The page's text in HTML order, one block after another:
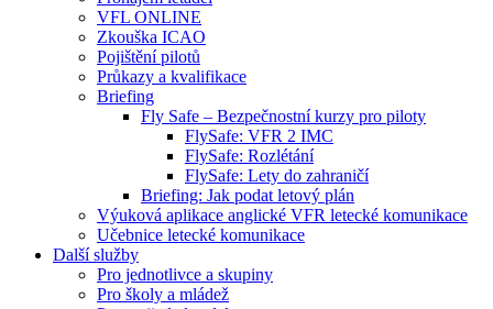
VFL ONLINE
Zkouška ICAO
Pojištění pilotů
Průkazy a kvalifikace
Briefing
Fly Safe – Bezpečnostní kurzy pro piloty
FlySafe: VFR 2 IMC
FlySafe: Rozlétání
FlySafe: Lety do zahraničí
Briefing: Jak podat letový plán
Výuková aplikace anglické VFR letecké komunikace
Učebnice letecké komunikace
Další služby
Pro jednotlivce a skupiny
Pro školy a mládež